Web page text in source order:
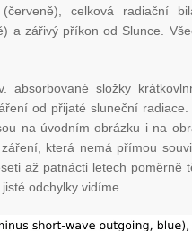
celková radiační
a zářivý příkon od Slunce.
absorbované složky
od přijaté sluneční radiace.
na úvodním obrázku i na
která nemá přímou
až patnácti letech poměrně
odchylky vidíme.